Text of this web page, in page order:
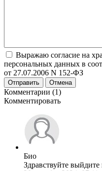
Выражаю согласие на
персональных данных в
от 27.07.2006 N 152-ФЗ
Отправить Отмена
Комментарии (1)
Комментировать
Био
Здравствуйте выйдите